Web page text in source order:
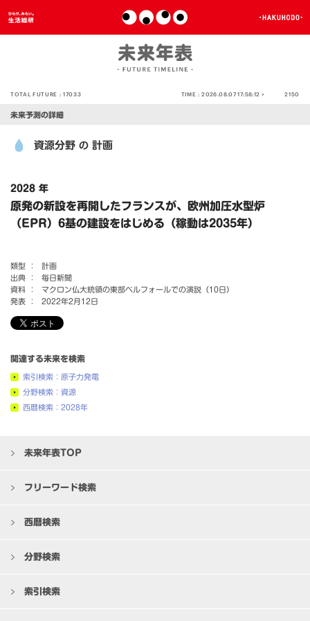
TOTAL FUTURE :17033 TIME :2026.08.07 17:58:12 > 2150
未来予測の詳細
資源分野 の 計画
2028 年
原発の新設を再開したフランスが、欧州加圧水型炉
（EPR）6基の建設をはじめる（稼動は2035年）
類型 ：
計画
出典 ：
毎日新聞
資料 ：
マクロン仏大統領の東部ベルフォールでの演説（10日）
発表 ：
2022年2月12日
関連する未来を検索
索引検索：原子力発電
分野検索：資源
西暦検索：2028年
未来年表TOP
フリーワード検索
西暦検索
分野検索
索引検索